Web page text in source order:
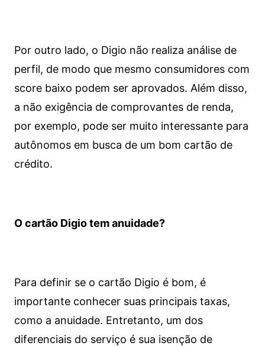
Por outro lado, o Digio não realiza análise de
perfil, de modo que mesmo consumidores com
score baixo podem ser aprovados. Além disso,
a não exigência de comprovantes de renda,
por exemplo, pode ser muito interessante para
autônomos em busca de um bom cartão de
crédito.
O cartão Digio tem anuidade?
Para definir se o cartão Digio é bom, é
importante conhecer suas principais taxas,
como a anuidade. Entretanto, um dos
diferenciais do serviço é sua isenção de